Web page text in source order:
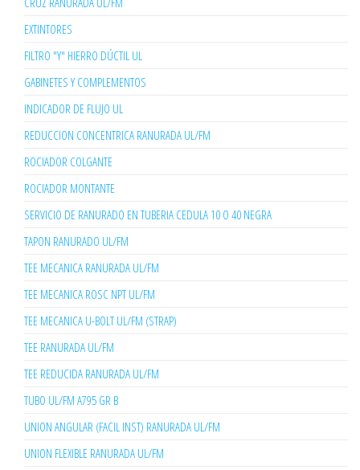
EXTINTORES
FILTRO "Y" HIERRO DÚCTIL UL
GABINETES Y COMPLEMENTOS
INDICADOR DE FLUJO UL
REDUCCION CONCENTRICA RANURADA UL/FM
ROCIADOR COLGANTE
ROCIADOR MONTANTE
SERVICIO DE RANURADO EN TUBERIA CEDULA 10 O 40 NEGRA
TAPON RANURADO UL/FM
TEE MECANICA RANURADA UL/FM
TEE MECANICA ROSC NPT UL/FM
TEE MECANICA U-BOLT UL/FM (STRAP)
TEE RANURADA UL/FM
TEE REDUCIDA RANURADA UL/FM
TUBO UL/FM A795 GR B
UNION ANGULAR (FACIL INST) RANURADA UL/FM
UNION FLEXIBLE RANURADA UL/FM